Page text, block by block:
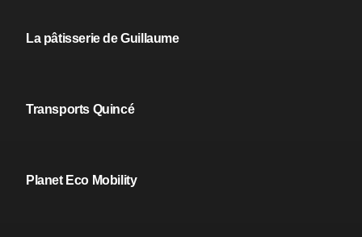
La pâtisserie de Guillaume
Transports Quincé
Planet Eco Mobility